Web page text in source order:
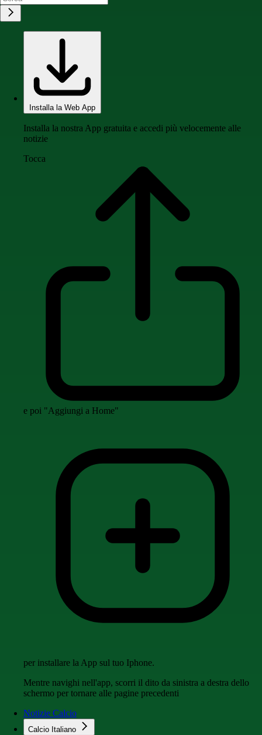
Installa la Web App
Installa la nostra App gratuita e accedi più velocemente alle
notizie
Tocca
e poi "Aggiungi a Home"
per installare la App sul tuo Iphone.
Mentre navighi nell'app, scorri il dito da sinistra a destra dello
schermo per tornare alle pagine precedenti
Notizie Calcio
Calcio Italiano